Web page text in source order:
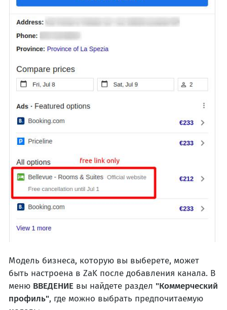
Модель бизнеса, которую вы выберете, может
быть настроена в ZaK после добавления канала. В
меню ВВЕДЕНИЕ вы найдете раздел "Коммерческий
профиль", где можно выбрать предпочитаемую